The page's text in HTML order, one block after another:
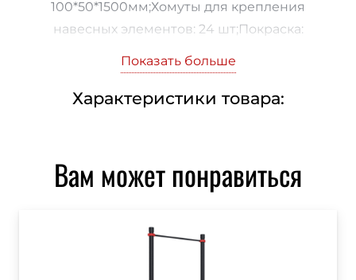
100*50*1500мм;Хомуты для крепления
навесных элементов: 24 шт;Покраска:
площадь: 8100*6000 мм.
Показать больше
Характеристики товара:
Вам может понравиться